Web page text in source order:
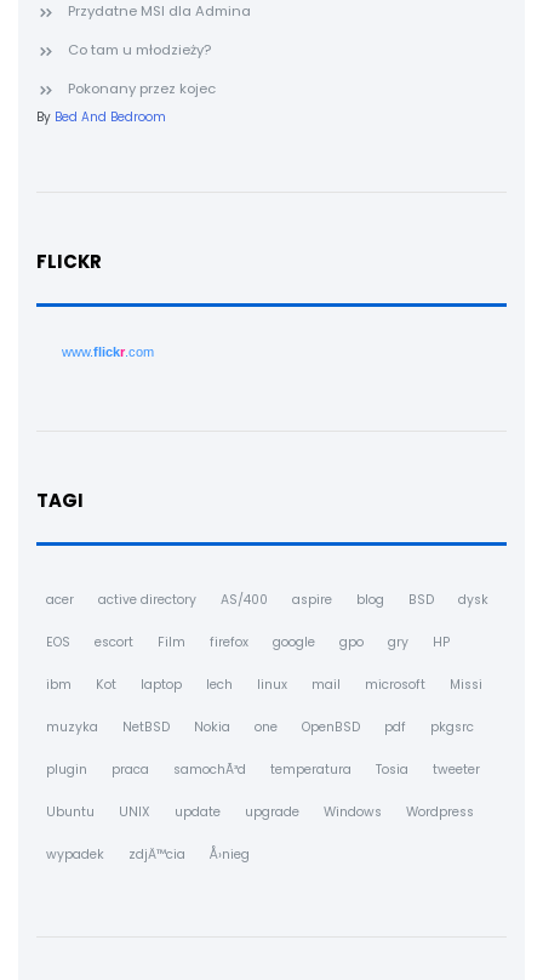
Przydatne MSI dla Admina
Co tam u młodzieży?
Pokonany przez kojec
By Bed And Bedroom
FLICKR
www.flickr.com
TAGI
acer active directory AS/400 aspire blog BSD dysk
EOS escort Film firefox google gpo gry HP
ibm Kot laptop lech linux mail microsoft Missi
muzyka NetBSD Nokia one OpenBSD pdf pkgsrc
plugin praca samochÃ³d temperatura Tosia tweeter
Ubuntu UNIX update upgrade Windows Wordpress
wypadek zdjÄ™cia Å›nieg